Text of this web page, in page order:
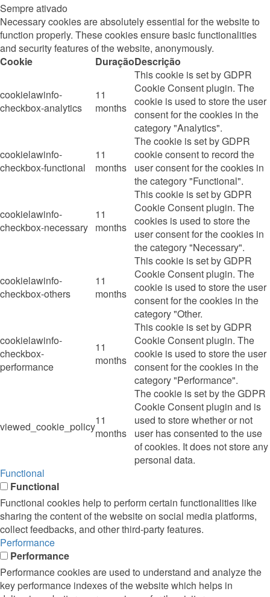
Sempre ativado
Necessary cookies are absolutely essential for the website to
function properly. These cookies ensure basic functionalities
and security features of the website, anonymously.
Cookie
DuraçãoDescrição
cookielawinfo-
checkbox-analytics
11
months
This cookie is set by GDPR
Cookie Consent plugin. The
cookie is used to store the user
consent for the cookies in the
category "Analytics".
cookielawinfo-
checkbox-functional
11
months
The cookie is set by GDPR
cookie consent to record the
user consent for the cookies in
the category "Functional".
cookielawinfo-
checkbox-necessary
11
months
This cookie is set by GDPR
Cookie Consent plugin. The
cookies is used to store the
user consent for the cookies in
the category "Necessary".
cookielawinfo-
checkbox-others
11
months
This cookie is set by GDPR
Cookie Consent plugin. The
cookie is used to store the user
consent for the cookies in the
category "Other.
cookielawinfo-
checkbox-
performance
11
months
This cookie is set by GDPR
Cookie Consent plugin. The
cookie is used to store the user
consent for the cookies in the
category "Performance".
viewed_cookie_policy11
months
The cookie is set by the GDPR
Cookie Consent plugin and is
used to store whether or not
user has consented to the use
of cookies. It does not store any
personal data.
Functional
Functional
Functional cookies help to perform certain functionalities like
sharing the content of the website on social media platforms,
collect feedbacks, and other third-party features.
Performance
Performance
Performance cookies are used to understand and analyze the
key performance indexes of the website which helps in